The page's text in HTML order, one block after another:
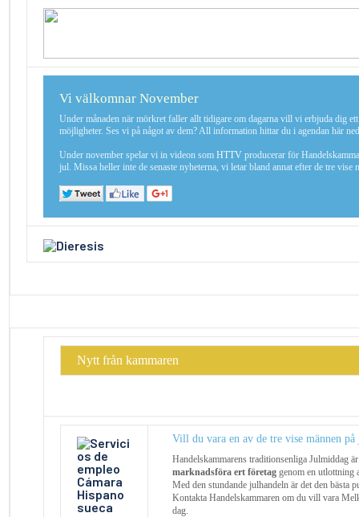
Vi välkomnar November
Under månaden när mörkret faller allt tidigare om dagarna vill vi erbjuda dig
möjligheter. Ses vi på något av dem? All information hittar du i agendan här
Under november spelar vi in videon somHTTV producerar för
jul. Missa heller inte de senaste nyheterna, vi letar bland annat efter de tre vise
Nytt från kammaren
Vill du vara en av de tre vise männen
Handelskammarens traditionsenliga Julmiddag
marknadsföra ert företag genom en utlottning
Med den stundande julhandeln är det den bästa
Kontakta Handelskammaren om du vill vara
dag.